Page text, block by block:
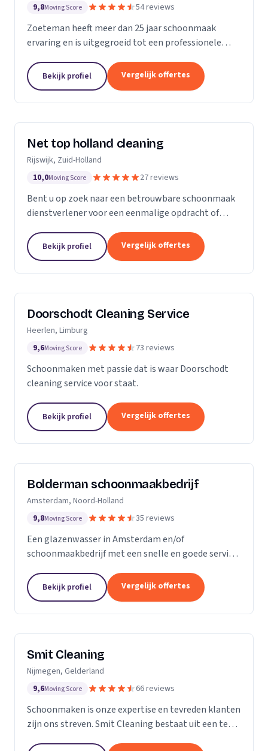
9,8Moving Score 54 reviews
Zoeteman heeft meer dan 25 jaar schoonmaak
ervaring en is uitgegroeid tot een professionele
medewerkers zijn we actief in de regio Rotterdam,...
Bekijk profiel Vergelijk offertes
Net top holland cleaning
Rijswijk, Zuid-Holland
10,0Moving Score 27 reviews
Bent u op zoek naar een betrouwbare schoonmaak
dienstverlener voor een eenmalige opdracht of
groeiende onderneming die zich uit wilt breiden in
het vak.
Bekijk profiel Vergelijk offertes
Doorschodt Cleaning Service
Heerlen, Limburg
9,6Moving Score 73 reviews
Schoonmaken met passie dat is waar Doorschodt
cleaning service voor staat.
Bekijk profiel Vergelijk offertes
Bolderman schoonmaakbedrijf
Amsterdam, Noord-Holland
9,8Moving Score 35 reviews
Een glazenwasser in Amsterdam en/of
schoonmaakbedrijf met een snelle en goede service
schoonmaakmedewerkers zijn actief in héél
Amsterdam en ontzorgen u met...
Bekijk profiel Vergelijk offertes
Smit Cleaning
Nijmegen, Gelderland
9,6Moving Score 66 reviews
Schoonmaken is onze expertise en tevreden klanten
zijn ons streven. Smit Cleaning bestaat uit een team